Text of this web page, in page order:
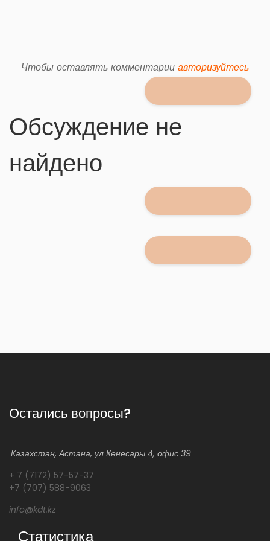
Чтобы оставлять комментарии авторизуйтесь
Обсуждение не
найдено
Остались вопросы?
Казахстан, Астана, ул Кенесары 4, офис 39
+ 7 (7172) 57-57-37
+7 (707) 588-9063
info@kdt.kz
Статистика